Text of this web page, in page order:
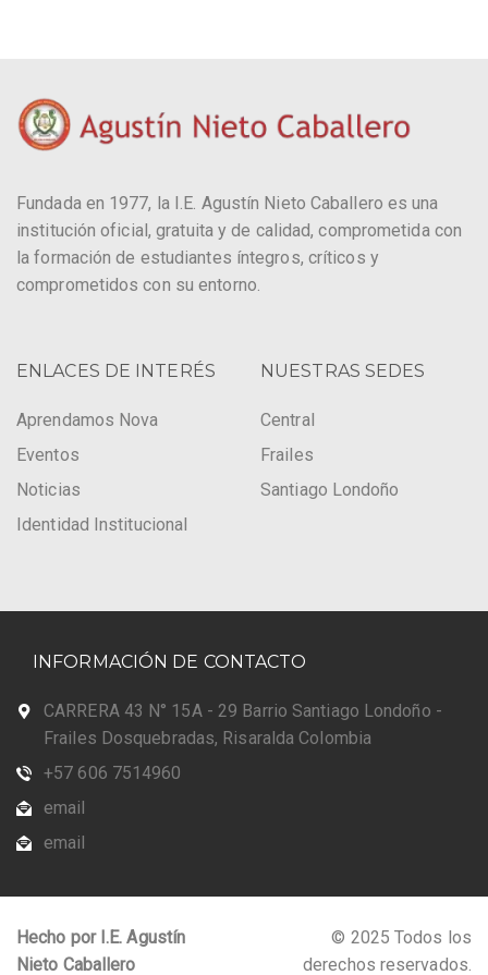
Fundada en 1977, la I.E. Agustín Nieto Caballero es una
institución oficial, gratuita y de calidad, comprometida con
la formación de estudiantes íntegros, críticos y
comprometidos con su entorno.
ENLACES DE INTERÉS
Aprendamos Nova
Eventos
Noticias
Identidad Institucional
NUESTRAS SEDES
Central
Frailes
Santiago Londoño
INFORMACIÓN DE CONTACTO
CARRERA 43 N° 15A - 29 Barrio Santiago Londoño -
Frailes Dosquebradas, Risaralda Colombia
+57 606 7514960
email
email
Hecho por I.E. Agustín
Nieto Caballero
© 2025 Todos los
derechos reservados.